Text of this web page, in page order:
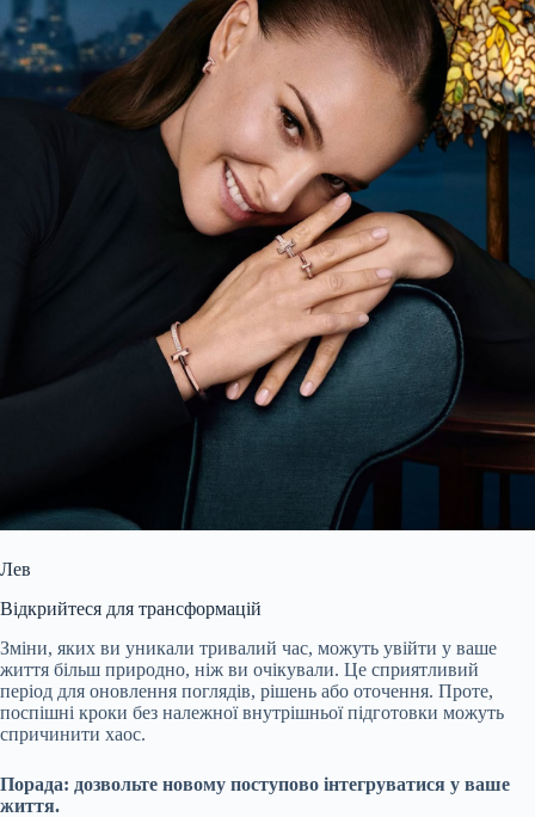
Лев
Відкрийтеся для трансформацій
Зміни, яких ви уникали тривалий час, можуть увійти у ваше
життя більш природно, ніж ви очікували. Це сприятливий
період для оновлення поглядів, рішень або оточення. Проте,
поспішні кроки без належної внутрішньої підготовки можуть
спричинити хаос.
Порада: дозвольте новому поступово інтегруватися у ваше
життя.